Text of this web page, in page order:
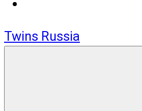
Twins Russia